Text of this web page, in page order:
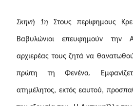
Σκηνή 1η Στους περίφημους
Βαβυλώνιοι επευφημούν την
αρχιερέας τους ζητά να
πρώτη τη Φενένα.
ατημέλητος, εκτός εαυτού,